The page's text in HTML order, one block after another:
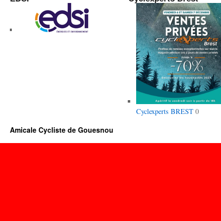
Cyclexperts BREST0
Amicale Cycliste de Gouesnou